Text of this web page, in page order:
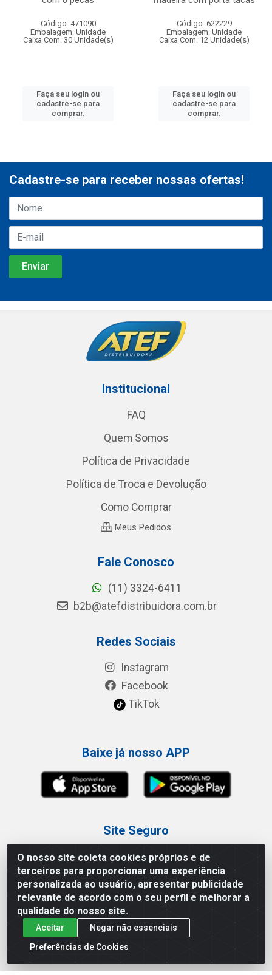
Código: 471090
Embalagem: Unidade
Caixa Com: 30 Unidade(s)
Faça seu login ou
cadastre-se para
comprar.
Código: 622229
Embalagem: Unidade
Caixa Com: 12 Unidade(s)
Faça seu login ou
cadastre-se para
comprar.
O nosso site coleta cookies próprios e de
terceiros para proporcionar uma experiência
personalizada ao usuário, apresentar publicidade
relevante de acordo com o seu perfil e melhorar a
qualidade do nosso site.
Aceitar
Negar não essenciais
Preferências de Cookies
Cadastre-se para receber nossas ofertas!
Institucional
FAQ
Quem Somos
Política de Privacidade
Política de Troca e Devolução
Como Comprar
Meus Pedidos
Fale Conosco
(11) 3324-6411
b2b@atefdistribuidora.com.br
Redes Sociais
Instagram
Facebook
TikTok
Baixe já nosso APP
Site Seguro
Loja / Showroom
Tel.: (11) 3227-0546
Av Vautier, 587/597 - Pari - São Paulo/SP